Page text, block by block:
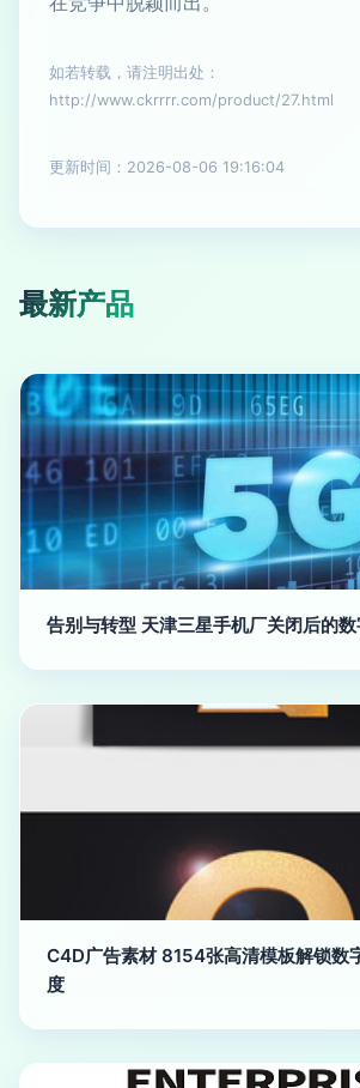
如若转载，请注明出处：
http://www.ckrrrr.com/product/27.html
更新时间：2026-08-06 19:16:04
最新产品
告别与转型 天津三星手机厂关闭后的
C4D广告素材 8154张高清模板解锁数
度